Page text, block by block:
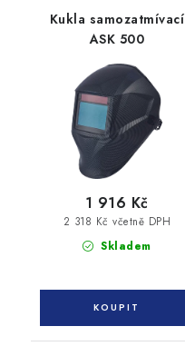
Kukla samozatmívací
ASK 500
Skladem
2 318 Kč včetně DPH
1 916 Kč